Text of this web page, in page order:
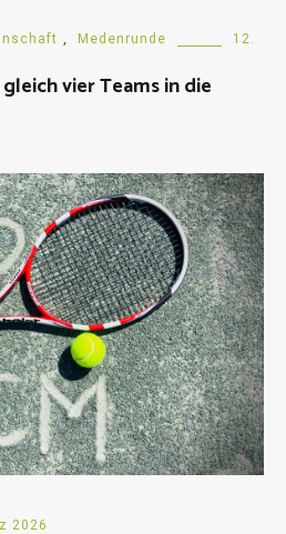
, Medenrunde
12.
vier Teams in die
2026